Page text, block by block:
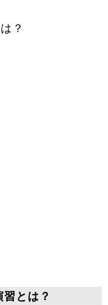
？
とは？